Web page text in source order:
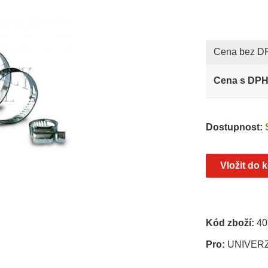
Cena bez
Cena s DPH
Dostupnost:
Kód zboží:
Pro: